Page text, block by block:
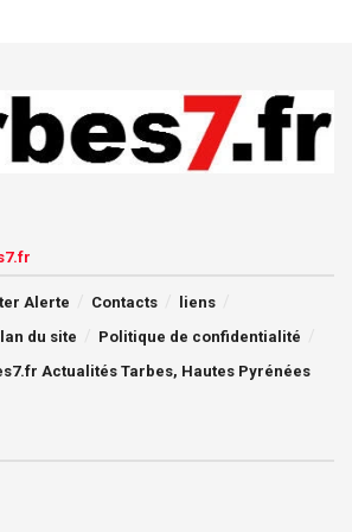
Alerte Contacts
liens
du site
Politique de confidentialité
Actualités Tarbes, Hautes Pyrénées